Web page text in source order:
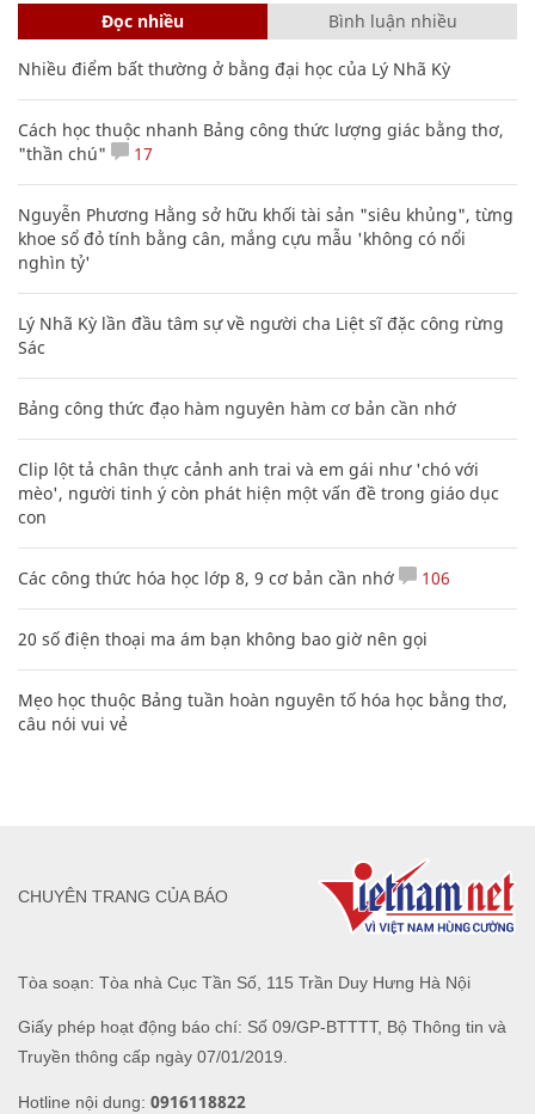
Đọc nhiều Bình luận nhiều
Nhiều điểm bất thường ở bằng đại học của Lý Nhã Kỳ
Cách học thuộc nhanh Bảng công thức lượng giác bằng thơ,
"thần chú"
17
Nguyễn Phương Hằng sở hữu khối tài sản "siêu khủng", từng
khoe sổ đỏ tính bằng cân, mắng cựu mẫu 'không có nổi
nghìn tỷ'
Lý Nhã Kỳ lần đầu tâm sự về người cha Liệt sĩ đặc công rừng
Sác
Bảng công thức đạo hàm nguyên hàm cơ bản cần nhớ
Clip lột tả chân thực cảnh anh trai và em gái như 'chó với
mèo', người tinh ý còn phát hiện một vấn đề trong giáo dục
con
Các công thức hóa học lớp 8, 9 cơ bản cần nhớ 106
20 số điện thoại ma ám bạn không bao giờ nên gọi
Mẹo học thuộc Bảng tuần hoàn nguyên tố hóa học bằng thơ,
câu nói vui vẻ
Tòa soạn: Tòa nhà Cục Tần Số, 115 Trần Duy Hưng Hà Nội
Giấy phép hoạt động báo chí: Số 09/GP-BTTTT, Bộ Thông tin và
Truyền thông cấp ngày 07/01/2019.
Hotline nội dung: 0916118822
CHUYÊN TRANG CỦA BÁO